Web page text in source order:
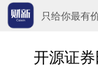
只给你最有
开源证